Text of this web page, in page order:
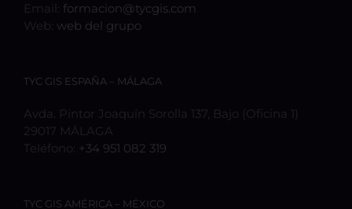
Email: formacion@tycgis.com
Web: web del grupo
TYC GIS ESPAÑA – MÁLAGA
Avda. Pintor Joaquín Sorolla 137, Bajo (Oficina 1)
29017 MÁLAGA
Teléfono: +34 951 082 319
TYC GIS AMÉRICA – MÉXICO